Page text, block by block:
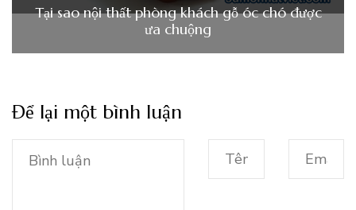
Tại sao nội thất phòng khách gỗ óc chó được
ưa chuộng
Để lại một bình luận